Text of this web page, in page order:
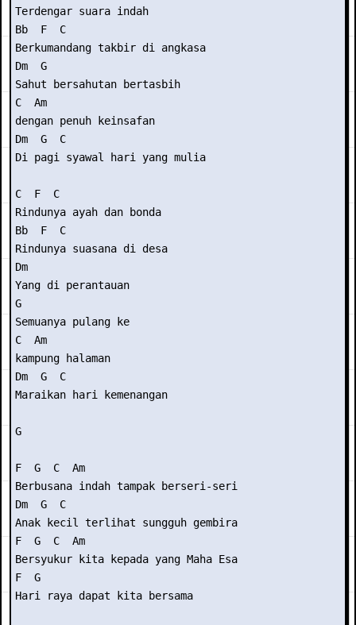
Terdengar suara indah
Bb  F  C
Berkumandang takbir di angkasa
Dm  G
Sahut bersahutan bertasbih
C  Am
dengan penuh keinsafan
Dm  G  C
Di pagi syawal hari yang mulia
C  F  C
Rindunya ayah dan bonda
Bb  F  C
Rindunya suasana di desa
Dm
Yang di perantauan
G
Semuanya pulang ke
C  Am
kampung halaman
Dm  G  C
Maraikan hari kemenangan
G
F  G  C  Am
Berbusana indah tampak berseri-seri
Dm  G  C
Anak kecil terlihat sungguh gembira
F  G  C  Am
Bersyukur kita kepada yang Maha Esa
F  G
Hari raya dapat kita bersama